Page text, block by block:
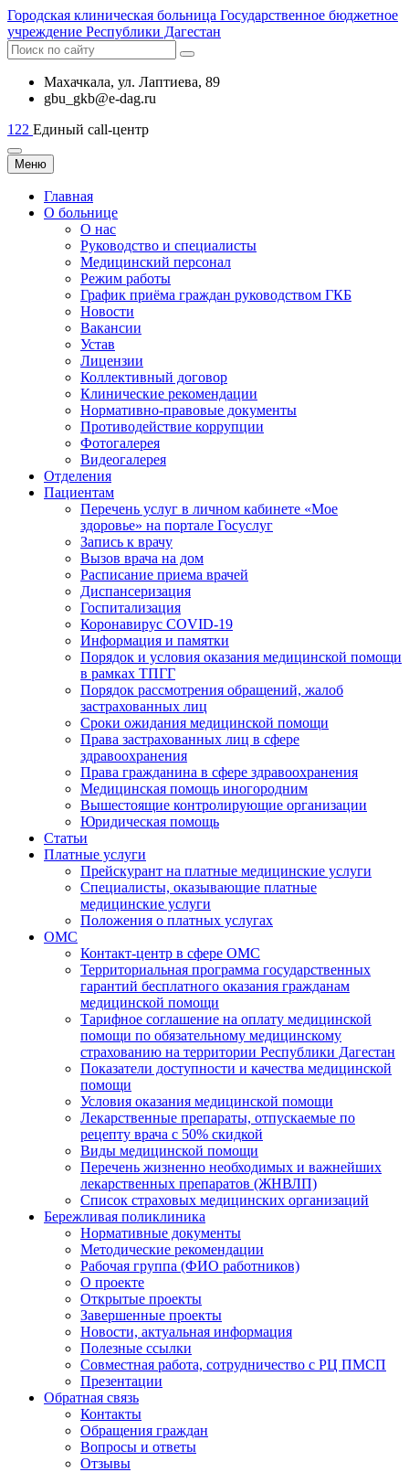
Городская клиническая больница Государственное бюджетное
учреждение Республики Дагестан
Махачкала, ​ул. Лаптиева, 89
gbu_gkb@e-dag.ru
122 Единый call-центр
Меню
Главная
О больнице
О нас
Руководство и специалисты
Медицинский персонал
Режим работы
График приёма граждан руководством ГКБ
Новости
Вакансии
Устав
Лицензии
Коллективный договор
Клинические рекомендации
Нормативно-правовые документы
Противодействие коррупции
Фотогалерея
Видеогалерея
Отделения
Пациентам
Перечень услуг в личном кабинете «Мое
здоровье» на портале Госуслуг
Запись к врачу
Вызов врача на дом
Расписание приема врачей
Диспансеризация
Госпитализация
Коронавирус COVID-19
Информация и памятки
Порядок и условия оказания медицинской помощи
в рамках ТПГГ
Порядок рассмотрения обращений, жалоб
застрахованных лиц
Сроки ожидания медицинской помощи
Права застрахованных лиц в сфере
здравоохранения
Права гражданина в сфере здравоохранения
Медицинская помощь иногородним
Вышестоящие контролирующие организации
Юридическая помощь
Статьи
Платные услуги
Прейскурант на платные медицинские услуги
Специалисты, оказывающие платные
медицинские услуги
Положения о платных услугах
ОМС
Контакт-центр в сфере ОМС
Территориальная программа государственных
гарантий бесплатного оказания гражданам
медицинской помощи
Тарифное соглашение на оплату медицинской
помощи по обязательному медицинскому
страхованию на территории Республики Дагестан
Показатели доступности и качества медицинской
помощи
Условия оказания медицинской помощи
Лекарственные препараты, отпускаемые по
рецепту врача с 50% скидкой
Виды медицинской помощи
Перечень жизненно необходимых и важнейших
лекарственных препаратов (ЖНВЛП)
Список страховых медицинских организаций
Бережливая поликлиника
Нормативные документы
Методические рекомендации
Рабочая группа (ФИО работников)
О проекте
Открытые проекты
Завершенные проекты
Новости, актуальная информация
Полезные ссылки
Совместная работа, сотрудничество с РЦ ПМСП
Презентации
Обратная связь
Контакты
Обращения граждан
Вопросы и ответы
Отзывы